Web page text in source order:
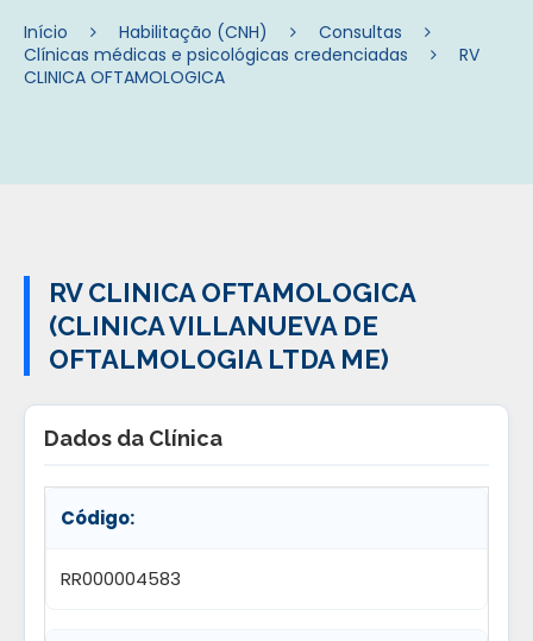
Início Habilitação (CNH)
Consultas
Clínicas médicas e psicológicas credenciadas
RV
CLINICA OFTAMOLOGICA
RV CLINICA OFTAMOLOGICA
(CLINICA VILLANUEVA DE
OFTALMOLOGIA LTDA ME)
Dados da Clínica
Código:
RR000004583